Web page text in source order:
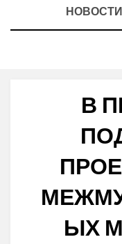
В
ЫХ